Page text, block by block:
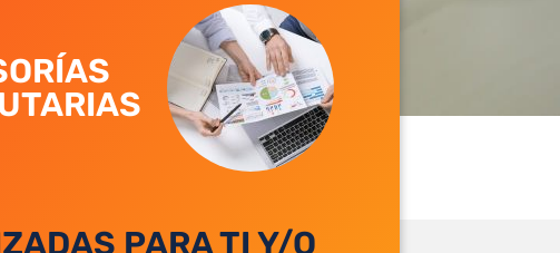
PARA TI Y/O